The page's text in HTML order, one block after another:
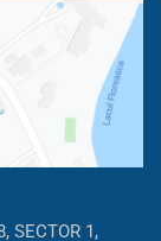
SECTOR 1,